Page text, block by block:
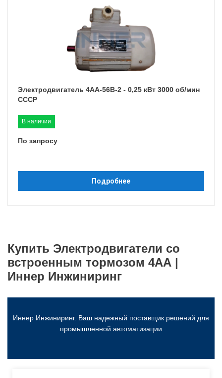
Электродвигатель 4АА-56B-2 - 0,25 кВт 3000 об/мин
СССР
В наличии
По запросу
Подробнее
Купить Электродвигатели со
встроенным тормозом 4АА |
Иннер Инжиниринг
Иннер Инжиниринг. Ваш надежный поставщик решений для
промышленной автоматизации